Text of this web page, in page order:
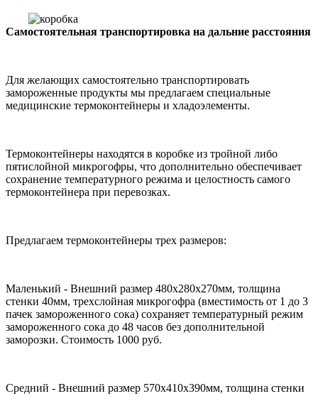
Самостоятельная транспортировка на дальние расстояния
Для желающих самостоятельно транспортировать
замороженные продукты мы предлагаем специальные
медицинские термоконтейнеры и хладоэлементы.
Термоконтейнеры находятся в коробке из тройной либо
пятислойной микрогофры, что дополнительно обеспечивает
сохранение температурного режима и целостность самого
термоконтейнера при перевозках.
Предлагаем термоконтейнеры трех размеров:
Маленький - Внешний размер 480х280х270мм, толщина
стенки 40мм, трехслойная микрогофра (вместимость от 1 до 3
пачек замороженного сока) сохраняет температурный режим
замороженного сока до 48 часов без дополнительной
заморозки. Стоимость 1000 руб.
Средний - Внешний размер 570х410х390мм, толщина стенки